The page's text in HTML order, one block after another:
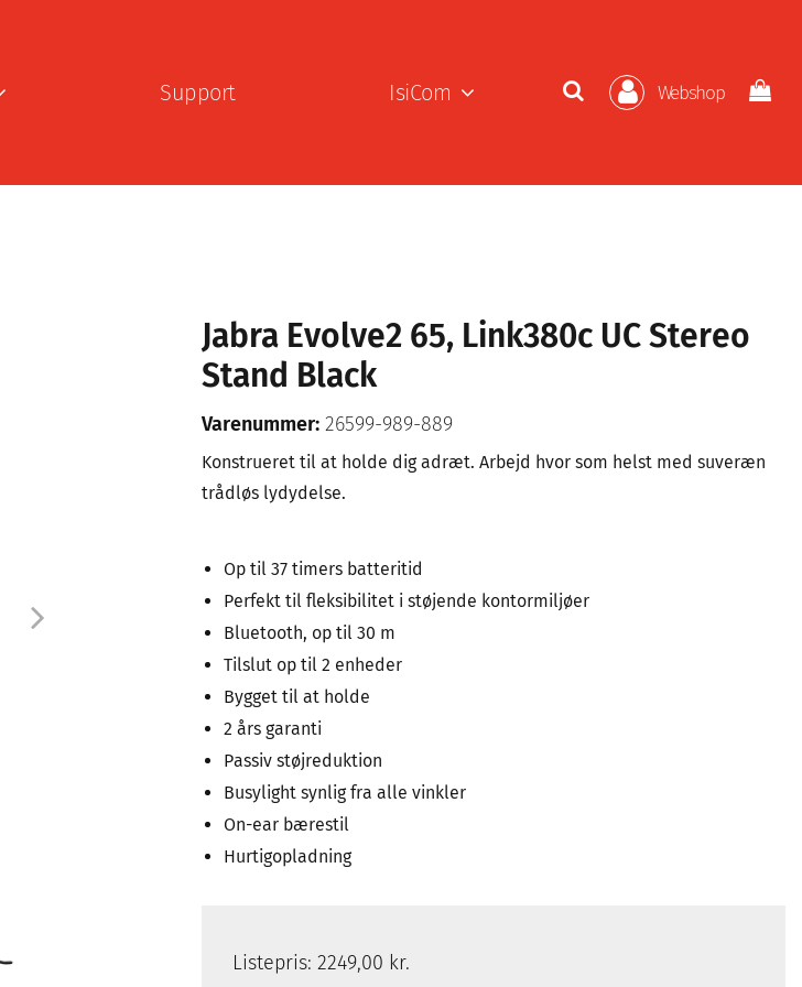
Support IsiCom Webshop
Jabra Evolve2 65, Link380c UC Stereo
Stand Black
Varenummer: 26599-989-889
Konstrueret til at holde dig adræt. Arbejd hvor som helst med suveræn
trådløs lydydelse.
Op til 37 timers batteritid
Perfekt til fleksibilitet i støjende kontormiljøer
Bluetooth, op til 30 m
Tilslut op til 2 enheder
Bygget til at holde
2 års garanti
Passiv støjreduktion
Busylight synlig fra alle vinkler
On-ear bærestil
Hurtigopladning
Listepris: 2249,00 kr.